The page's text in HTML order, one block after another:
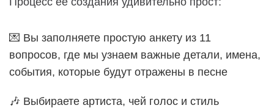
💌 Вы заполняете простую анкету из 11
вопросов, где мы узнаем важные детали, имена,
события, которые будут отражены в песне
🎶 Выбираете артиста, чей голос и стиль